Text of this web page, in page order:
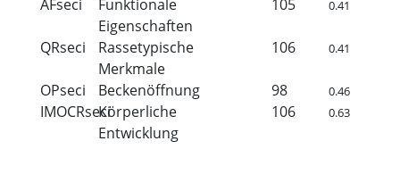
AFseci
Funktionale
Eigenschaften
105 0.41
QRseci
Rassetypische
Merkmale
106 0.41
OPseci Beckenöffnung 98 0.46
IMOCRseciKörperliche
Entwicklung
106 0.63